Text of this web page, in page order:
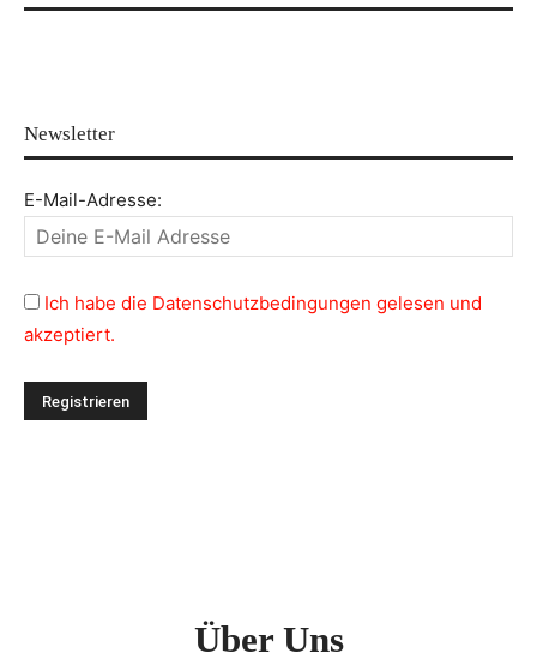
Newsletter
E-Mail-Adresse:
Ich habe die Datenschutzbedingungen gelesen und
akzeptiert.
Über Uns